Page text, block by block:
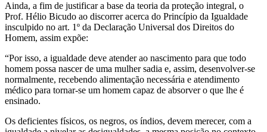
Ainda, a fim de justificar a base da teoria da proteção integral, o
Prof. Hélio Bicudo ao discorrer acerca do Princípio da Igualdade
insculpido no art. 1º da Declaração Universal dos Direitos do
Homem, assim expõe:
“Por isso, a igualdade deve atender ao nascimento para que todo
homem possa nascer de uma mulher sadia e, assim, desenvolver-se
normalmente, recebendo alimentação necessária e atendimento
médico para tornar-se um homem capaz de absorver o que lhe é
ensinado.
Os deficientes físicos, os negros, os índios, devem merecer, com a